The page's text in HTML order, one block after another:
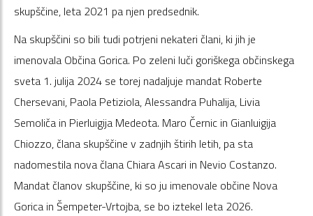
skupščine, leta 2021 pa njen predsednik.
Na skupščini so bili tudi potrjeni nekateri člani, ki jih je
imenovala Občina Gorica. Po zeleni luči goriškega občinskega
sveta 1. julija 2024 se torej nadaljuje mandat Roberte
Chersevani, Paola Petiziola, Alessandra Puhalija, Livia
Semoliča in Pierluigija Medeota. Maro Černic in Gianluigija
Chiozzo, člana skupščine v zadnjih štirih letih, pa sta
nadomestila nova člana Chiara Ascari in Nevio Costanzo.
Mandat članov skupščine, ki so ju imenovale občine Nova
Gorica in Šempeter-Vrtojba, se bo iztekel leta 2026.